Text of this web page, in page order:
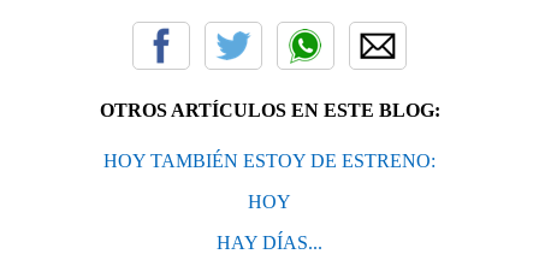
OTROS ARTÍCULOS EN ESTE BLOG:
HOY TAMBIÉN ESTOY DE ESTRENO:
HOY
HAY DÍAS...